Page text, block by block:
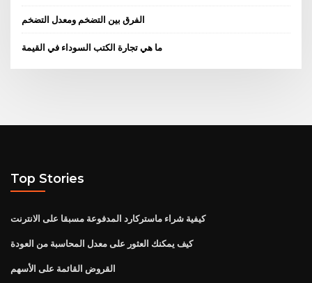
الفرق بين التضخم ومعدل التضخم
ما هي تجارة الكتب السوداء في القيمة
Top Stories
كيفية شراء ماستركارد المدفوعة مسبقا على الانترنت
كيف يمكنك العثور على معدل المحاسبة من العودة
القروض القائمة على الأسهم